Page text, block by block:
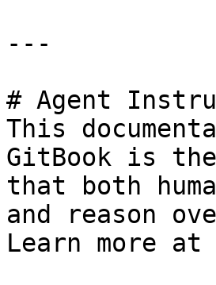
---
# Agent
This
GitBook is
that both
and reason
Learn more